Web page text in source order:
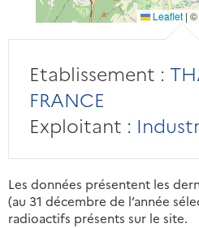
Leaflet | ©
Etablissement :
FRANCE
Exploitant :
Les données présentent les
(au 31 décembre de l’année
radioactifs présents sur le site.